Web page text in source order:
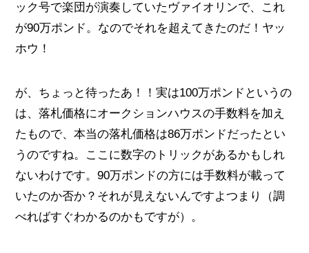
ック号で楽団が演奏していたヴァイオリンで、これ
が90万ポンド。なのでそれを超えてきたのだ！ヤッ
ホウ！
が、ちょっと待ったあ！！実は100万ポンドというの
は、落札価格にオークションハウスの手数料を加え
たもので、本当の落札価格は86万ポンドだったとい
うのですね。ここに数字のトリックがあるかもしれ
ないわけです。90万ポンドの方には手数料が載って
いたのか否か？それが見えないんですよつまり（調
べればすぐわかるのかもですが）。